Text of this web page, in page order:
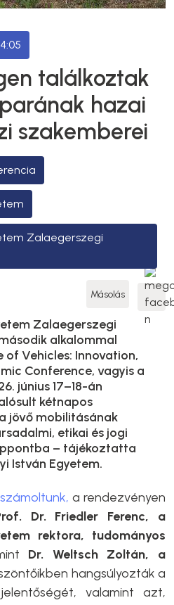
találkoztak
hazai
szakemberei
Zalaegerszegi
Másolás
Zalaegerszegi
alkalommal
of Vehicles: Innovation,
Conference, vagyis a
június 17–18-án
kétnapos
jövő mobilitásának
etikai és jogi
– tájékoztatta
István Egyetem.
a rendezvényen
Dr. Friedler Ferenc, a
rektora, tudományos
Dr. Weltsch Zoltán, a
hangsúlyozták a
valamint azt,